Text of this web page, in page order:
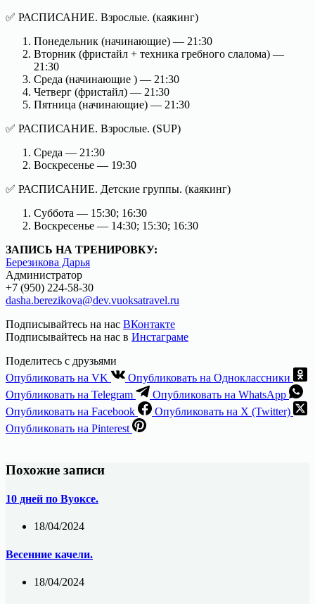
✅ РАСПИСАНИЕ. Взрослые. (каякинг)
Понедельник (начинающие) — 21:30
Вторник (фристайл + техника гребного слалома) —
21:30
Среда (начинающие ) — 21:30
Четверг (фристайл) — 21:30
Пятница (начинающие) — 21:30
✅ РАСПИСАНИЕ. Взрослые. (SUP)
Среда — 21:30
Воскресенье — 19:30
✅ РАСПИСАНИЕ. Детские группы. (каякинг)
Суббота — 15:30; 16:30
Воскресенье — 14:30; 15:30; 16:30
ЗАПИСЬ НА ТРЕНИРОВКУ:
Березикова Дарья
Администратор
+7 (950) 224-58-30
dasha.berezikova@dev.vuoksatravel.ru
Подписывайтесь на нас ВКонтакте
Подписывайтесь на нас в Инстаграме
Поделитесь с друзьями
Опубликовать на VK
Опубликовать на Одноклассники
Опубликовать на Telegram
Опубликовать на WhatsApp
Опубликовать на Facebook
Опубликовать на X (Twitter)
Опубликовать на Pinterest
Похожие записи
10 дней по Вуоксе.
18/04/2024
Весенние качели.
18/04/2024